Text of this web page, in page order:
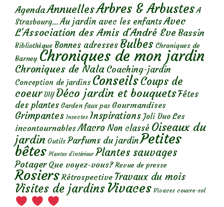
AgendaAnnuellesArbres & Arbustes A
Strasbourg... Au jardin avec les enfantsAvec
L'Association des Amis d'André Eve Bassin
Bibliothèque Bonnes adresses Bulbes Chroniques de
Barney Chroniques de mon jardin
Chroniques de Nala Coaching-jardin
Conception de jardins ConseilsCoups de
coeur DIY Déco jardin et bouquetsFêtes
des plantes Garden faux pas Gourmandises
Grimpantes Insectes Inspirations Joli Duo Les
incontournables Macro Non classé Oiseaux du
jardin Outils Parfums du jardinPetites
bêtes Plantes d’intérieur Plantes sauvages
Potager Que voyez-vous? Revue de presse
Rosiers Rétrospective Travaux du mois
Visites de jardins Vivaces Vivaces couvre-sol